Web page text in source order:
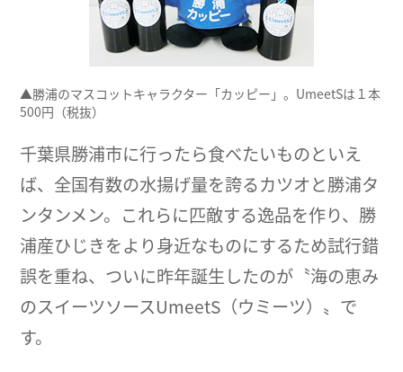
▲勝浦のマスコットキャラクター「カッピー」。UmeetSは１本
500円（税抜）
千葉県勝浦市に行ったら食べたいものといえ
ば、全国有数の水揚げ量を誇るカツオと勝浦タ
ンタンメン。これらに匹敵する逸品を作り、勝
浦産ひじきをより身近なものにするため試行錯
誤を重ね、ついに昨年誕生したのが〝海の恵み
のスイーツソースUmeetS（ウミーツ）〟で
す。